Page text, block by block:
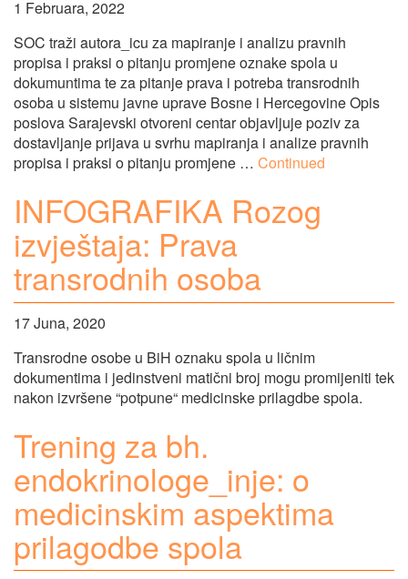
1 Februara, 2022
SOC traži autora_icu za mapiranje i analizu pravnih
propisa i praksi o pitanju promjene oznake spola u
dokumuntima te za pitanje prava i potreba transrodnih
osoba u sistemu javne uprave Bosne i Hercegovine Opis
poslova Sarajevski otvoreni centar objavljuje poziv za
dostavljanje prijava u svrhu mapiranja i analize pravnih
propisa i praksi o pitanju promjene … Continued
INFOGRAFIKA Rozog
izvještaja: Prava
transrodnih osoba
17 Juna, 2020
Transrodne osobe u BiH oznaku spola u ličnim
dokumentima i jedinstveni matični broj mogu promijeniti tek
nakon izvršene “potpune“ medicinske prilagdbe spola.
Trening za bh.
endokrinologe_inje: o
medicinskim aspektima
prilagodbe spola